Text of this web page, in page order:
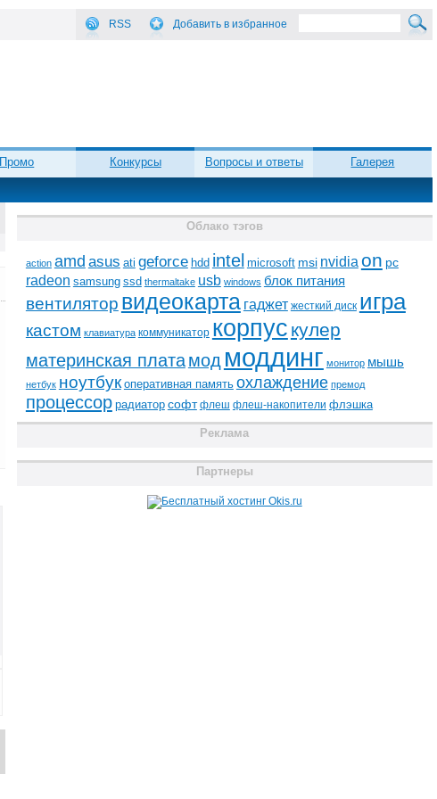
RSS Добавить в избранное
Промо Конкурсы Вопросы и ответы Галерея
Облако тэгов
action amd asus ati geforce hdd intel microsoft msi nvidia on pc
radeon samsung ssd thermaltake usb windows блок питания
вентилятор видеокарта гаджет жесткий диск игра
кастом клавиатура коммуникатор корпус кулер
материнская платамод моддинг монитор мышь
нетбук ноутбук оперативная память охлаждение премод
процессор радиатор софт флеш флеш-накопители флэшка
Реклама
Партнеры